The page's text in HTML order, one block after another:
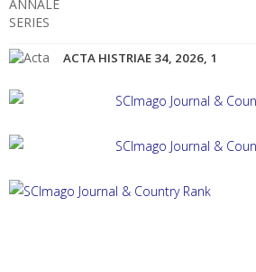
ACTA HISTRIAE 34, 2026, 1
ANNALES, SERIES HISTORIA ET